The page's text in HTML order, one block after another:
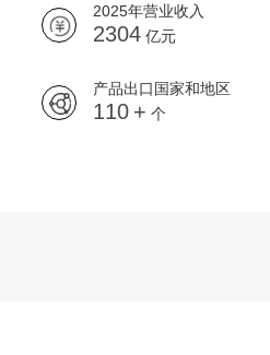
2025年营业收入
2304 亿元
产品出口国家和地区
110 + 个